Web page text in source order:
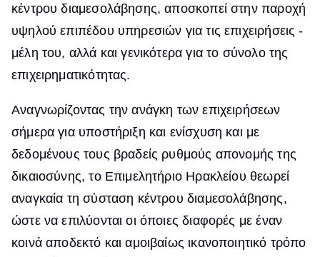
κέντρου διαμεσολάβησης, αποσκοπεί στην παροχή
υψηλού επιπέδου υπηρεσιών για τις επιχειρήσεις -
μέλη του, αλλά και γενικότερα για το σύνολο της
επιχειρηματικότητας.
Αναγνωρίζοντας την ανάγκη των επιχειρήσεων
σήμερα για υποστήριξη και ενίσχυση και με
δεδομένους τους βραδείς ρυθμούς απονομής της
δικαιοσύνης, το Επιμελητήριο Ηρακλείου θεωρεί
αναγκαία τη σύσταση κέντρου διαμεσολάβησης,
ώστε να επιλύονται οι όποιες διαφορές με έναν
κοινά αποδεκτό και αμοιβαίως ικανοποιητικό τρόπο